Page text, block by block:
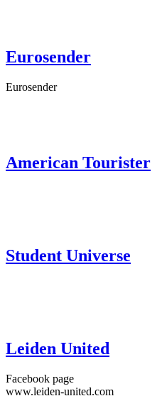
Eurosender
Eurosender
American Tourister
Student Universe
Leiden United
Facebook page
www.leiden-united.com